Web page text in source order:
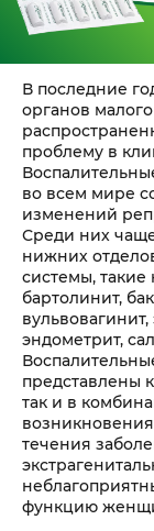
В последние
органов
проблему в
во всем мире
изменений
Среди них
нижних
системы, такие
бартолинит,
эндометрит,
представлены
так и в
течения
функцию